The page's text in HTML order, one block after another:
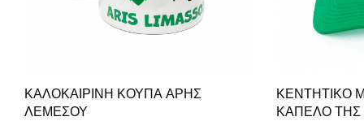
ΚΑΛΟΚΑΙΡΙΝΉ ΚΟΎΠΑ ΆΡΗΣ
ΛΕΜΕΣΟΎ
ΚΕΝΤΗΤΙΚΌ
ΚΑΠΈΛΟ